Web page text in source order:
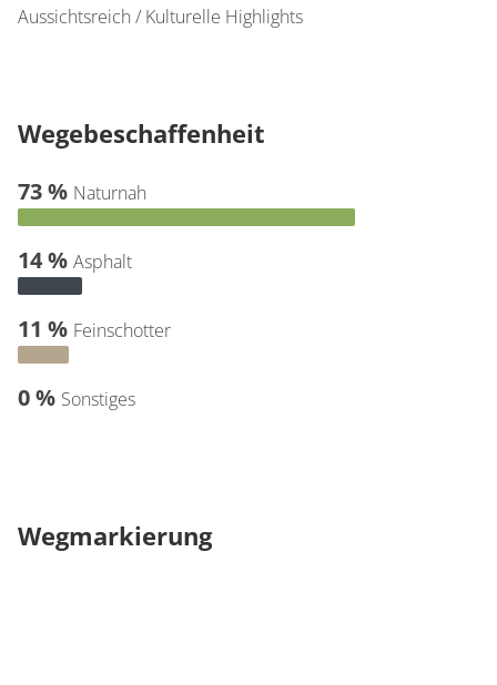
Aussichtsreich / Kulturelle Highlights
Wegebeschaffenheit
73 % Naturnah
14 % Asphalt
11 % Feinschotter
0 % Sonstiges
Wegmarkierung